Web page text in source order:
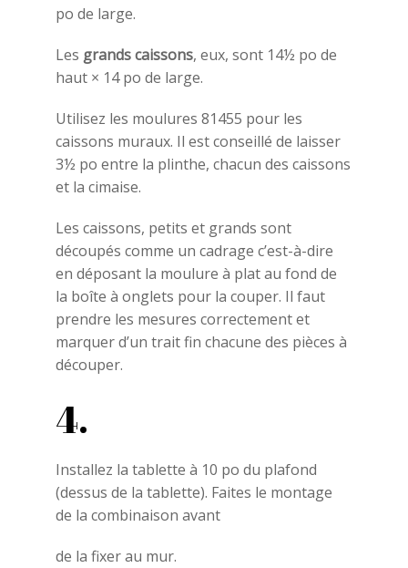
po de large.
Les grands caissons, eux, sont 14½ po de
haut × 14 po de large.
Utilisez les moulures 81455 pour les
caissons muraux. Il est conseillé de laisser
3½ po entre la plinthe, chacun des caissons
et la cimaise.
Les caissons, petits et grands sont
découpés comme un cadrage c’est-à-dire
en déposant la moulure à plat au fond de
la boîte à onglets pour la couper. Il faut
prendre les mesures correctement et
marquer d’un trait fin chacune des pièces à
découper.
4.
Installez la tablette à 10 po du plafond
(dessus de la tablette). Faites le montage
de la combinaison avant
de la fixer au mur.